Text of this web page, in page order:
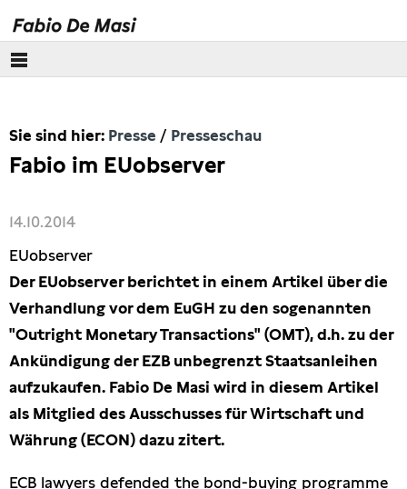
Europäisches Parlament
Presse
Pressebilder
Interviews
Artikel
Presseschau
Publikationen
Sie sind hier: Presse Presseschau
Fabio im EUobserver
14.10.2014
EUobserver
Der EUobserver berichtet in einem Artikel über die
Verhandlung vor dem EuGH zu den sogenannten
"Outright Monetary Transactions" (OMT), d.h. zu der
Ankündigung der EZB unbegrenzt Staatsanleihen
aufzukaufen. Fabio De Masi wird in diesem Artikel
als Mitglied des Ausschusses für Wirtschaft und
Währung (ECON) dazu zitert.
ECB lawyers defended the bond-buying programme